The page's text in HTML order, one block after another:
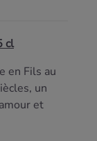
cl
en Fils au
un
et